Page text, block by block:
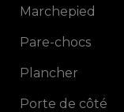
Marchepied
Pare-chocs
Plancher
Porte de côté